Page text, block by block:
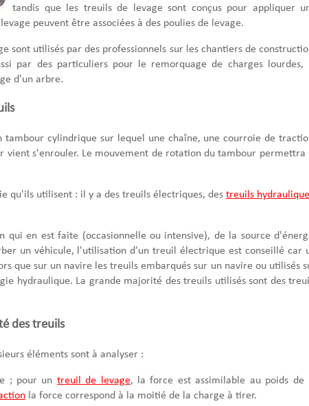
tandis que les treuils de levage sont conçus pour appliquer
peuvent être associées à des poulies de levage.
sont utilisés par des professionnels sur les chantiers de
par des particuliers pour le remorquage de charges lourdes,
d'un arbre.
tambour cylindrique sur lequel une chaîne, une courroie de
vient s'enrouler. Le mouvement de rotation du tambour permettra
qu'ils utilisent : il y a des treuils électriques, des treuils
qui en est faite (occasionnelle ou intensive), de la source
un véhicule, l'utilisation d'un treuil électrique est conseillé car
que sur un navire les treuils embarqués sur un navire ou utilisés
hydraulique. La grande majorité des treuils utilisés sont des
des treuils
éléments sont à analyser :
; pour un treuil de levage, la force est assimilable au poids de
la force correspond à la moitié de la charge à tirer.